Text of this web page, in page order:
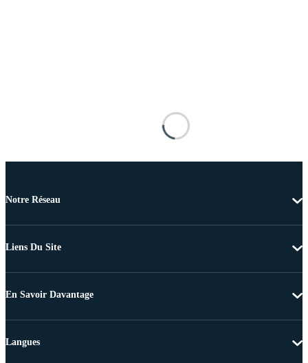
Notre Réseau
Liens Du Site
En Savoir Davantage
Langues